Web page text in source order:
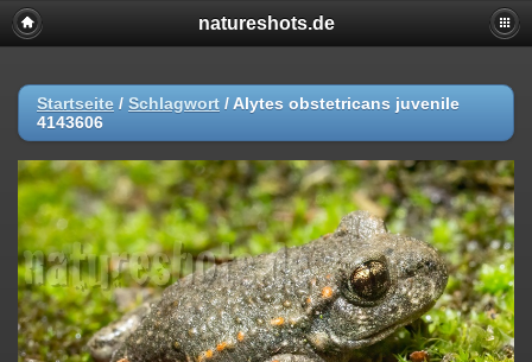
natureshots.de
Startseite / Schlagwort / Alytes obstetricans juvenile
4143606